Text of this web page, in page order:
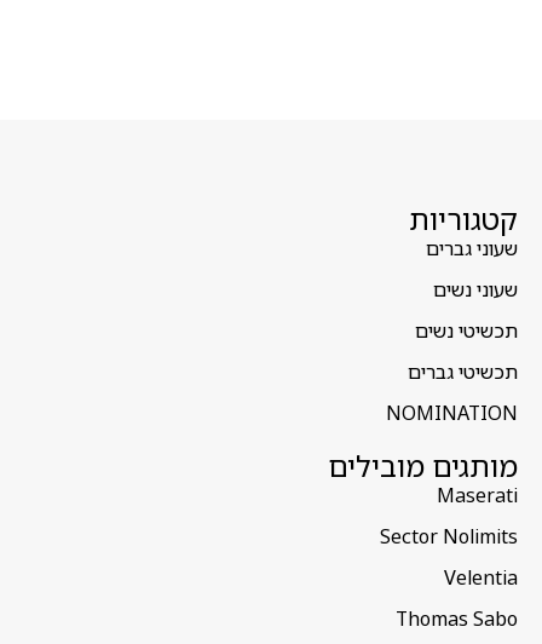
קטגוריות
שעוני גברים
שעוני נשים
תכשיטי נשים
תכשיטי גברים
NOMINATION
מותגים מובילים
Maserati
Sector Nolimits
Velentia
Thomas Sabo